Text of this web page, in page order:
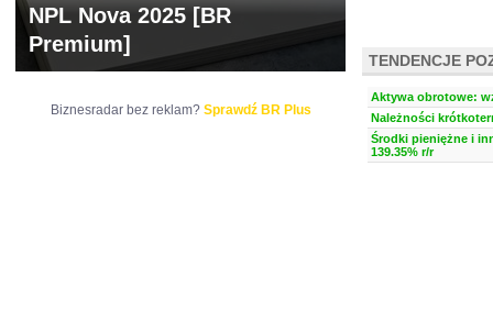
TENDENCJE
Aktywa obrotowe:
Należności
Środki pieniężne i
139.35% r/r
NPL Nova 2025 [BR
Premium]
Biznesradar bez reklam? Sprawdź BR Plus